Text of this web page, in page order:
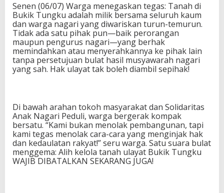
Senen (06/07) Warga menegaskan tegas: Tanah di
Bukik Tungku adalah milik bersama seluruh kaum
dan warga nagari yang diwariskan turun-temurun.
Tidak ada satu pihak pun—baik perorangan
maupun pengurus nagari—yang berhak
memindahkan atau menyerahkannya ke pihak lain
tanpa persetujuan bulat hasil musyawarah nagari
yang sah. Hak ulayat tak boleh diambil sepihak!
Di bawah arahan tokoh masyarakat dan Solidaritas
Anak Nagari Peduli, warga bergerak kompak
bersatu. “Kami bukan menolak pembangunan, tapi
kami tegas menolak cara-cara yang menginjak hak
dan kedaulatan rakyat!” seru warga. Satu suara bulat
menggema: Alih kelola tanah ulayat Bukik Tungku
WAJIB DIBATALKAN SEKARANG JUGA!